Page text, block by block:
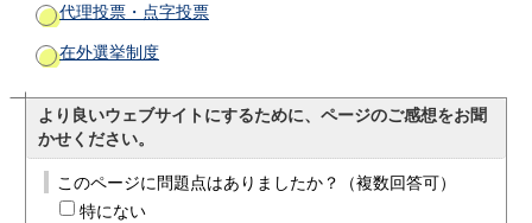
代理投票・点字投票
在外選挙制度
より良いウェブサイトにするために、ページのご感想をお聞
かせください。
このページに問題点はありましたか？（複数回答可）
特にない